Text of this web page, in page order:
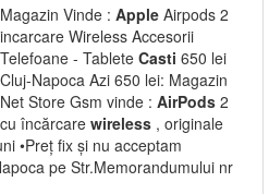
Magazin Vinde : Apple Airpods 2
incarcare Wireless Accesorii
Telefoane - Tablete Casti 650 lei
Cluj-Napoca Azi 650 lei: Magazin
Net Store Gsm vinde : AirPods 2
cu încărcare wireless , originale
•Preț fix și nu acceptam
pe Str.Memorandumului nr